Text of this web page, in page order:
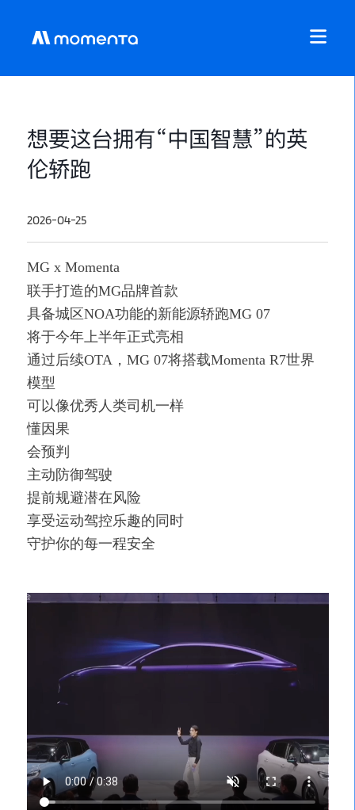
想要这台拥有“中国智慧”的英
伦轿跑
2026-04-25
MG x Momenta
联手打造的MG品牌首款
具备城区NOA功能的新能源轿跑MG 07
将于今年上半年正式亮相
通过后续OTA，MG 07将搭载Momenta R7世界
模型
可以像优秀人类司机一样
懂因果
会预判
主动防御驾驶
提前规避潜在风险
享受运动驾控乐趣的同时
守护你的每一程安全